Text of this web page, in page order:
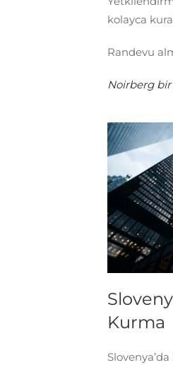
kolayca
Randevu
Noirberg bir
Kurma